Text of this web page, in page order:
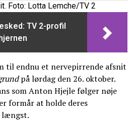
Foto: Lotta Lemche/TV 2
TV 2-profil
til endnu et nervepirrende afsnit
på lørdag den 26. oktober.
som Anton Hjejle følger nøje
formår at holde deres
længst.